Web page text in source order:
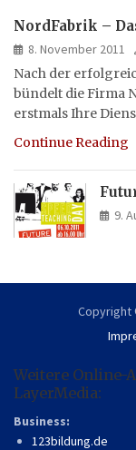
NordFabrik –
8. November 2011
Nach der
bündelt die Firma
erstmals Ihre
Continue Reading
9.
Copyright
Weitere Online-
LayerMedia:
Business:
123bildung.de